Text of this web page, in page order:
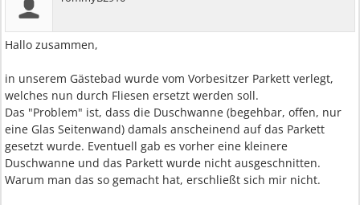
Hallo zusammen,
in unserem Gästebad wurde vom Vorbesitzer Parkett verlegt,
welches nun durch Fliesen ersetzt werden soll.
Das "Problem" ist, dass die Duschwanne (begehbar, offen, nur
eine Glas Seitenwand) damals anscheinend auf das Parkett
gesetzt wurde. Eventuell gab es vorher eine kleinere
Duschwanne und das Parkett wurde nicht ausgeschnitten.
Warum man das so gemacht hat, erschließt sich mir nicht.